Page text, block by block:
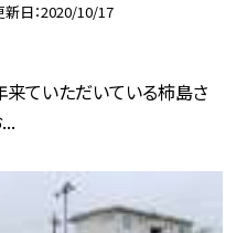
新日 2020/10/17
来ていただいている柿島さ